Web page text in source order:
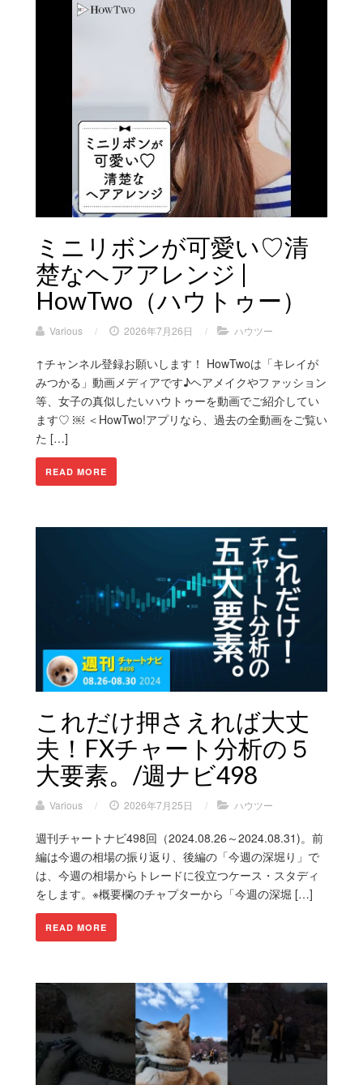
ミニリボンが可愛い♡清
楚なヘアアレンジ |
HowTwo（ハウトゥー）
Various / 2026年7月26日 / ハウツー
↑チャンネル登録お願いします！ HowTwoは「キレイが
みつかる」動画メディアです♪ヘアメイクやファッション
等、女子の真似したいハウトゥーを動画でご紹介してい
ます♡ ￼ ＜HowTwo!アプリなら、過去の全動画をご覧い
た […]
READ MORE
これだけ押さえれば大丈
夫！FXチャート分析の５
大要素。/週ナビ498
Various / 2026年7月25日 / ハウツー
週刊チャートナビ498回（2024.08.26～2024.08.31)。前
編は今週の相場の振り返り、後編の「今週の深堀り」で
は、今週の相場からトレードに役立つケース・スタディ
をします。※概要欄のチャプターから「今週の深堀 […]
READ MORE